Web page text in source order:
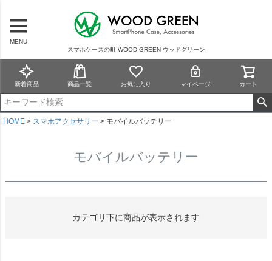
MENU
スマホケースの町 WOOD GREEN ウッドグリーン
新着商品 商品一覧 お気に入り マイページ カート
HOME スマホアクセサリー モバイルバッテリー
モバイルバッテリー
カテゴリ下に商品が表示されます